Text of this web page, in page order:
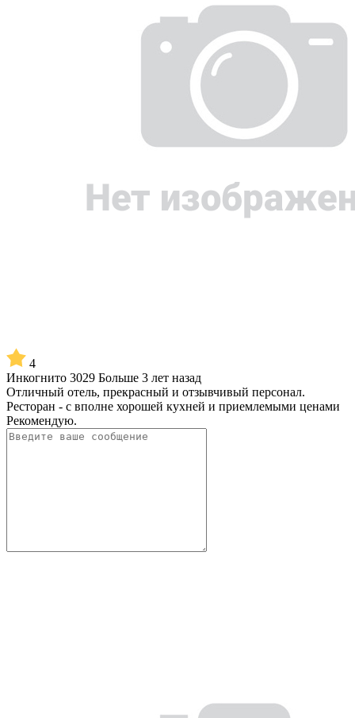
4
Инкогнито 3029 Больше 3 лет назад
Отличный отель, прекрасный и отзывчивый персонал.
Ресторан - с вполне хорошей кухней и приемлемыми ценами
Рекомендую.